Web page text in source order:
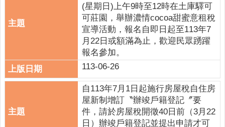
全
政
府
資
(星期日)上午9時至12時在土庫驛可
可莊園，舉辦濃情cocoa甜蜜意租稅
宣導活動，報名自即日起至113年7
月22日或額滿為止，歡迎民眾踴躍
報名參加。
113-06-26
自113年7月1日起施行房屋稅自住房
屋新制增訂〝辦竣戶籍登記〞要
件，請於房屋稅開徵40日前（3月22
日）辦竣戶籍登記並提出申請才可